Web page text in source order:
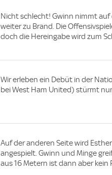
Nicht schlecht! Gwinn nimmt
weiter zu Brand. Die
doch die Hereingabe wird zum
Wir erleben ein Debüt in der
bei West Ham United) stürmt
Auf der anderen Seite wird
angespielt. Gwinn und Minge
aus 16 Metern ist dann aber kein